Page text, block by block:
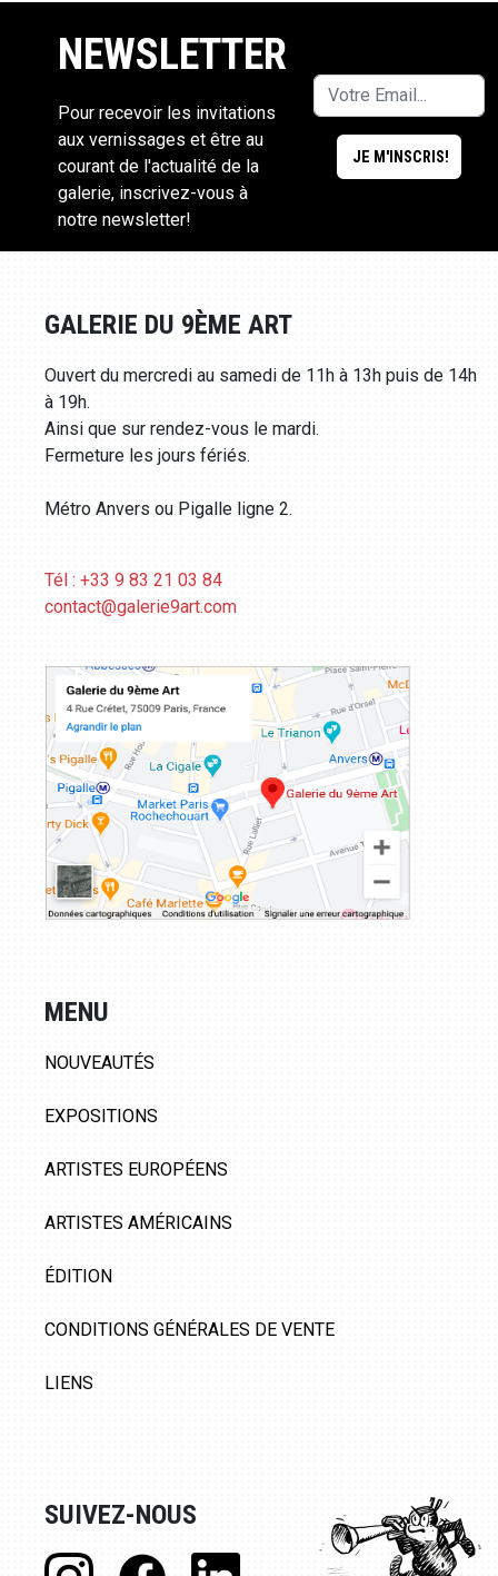
NEWSLETTER
Pour recevoir les invitations
aux vernissages et être au
courant de l'actualité de la
galerie, inscrivez-vous à
notre newsletter!
GALERIE DU 9ÈME ART
Ouvert du mercredi au samedi de 11h à 13h puis de 14h
à 19h.
Ainsi que sur rendez-vous le mardi.
Fermeture les jours fériés.
Métro Anvers ou Pigalle ligne 2.
Tél : +33 9 83 21 03 84
contact@galerie9art.com
MENU
NOUVEAUTÉS
EXPOSITIONS
ARTISTES EUROPÉENS
ARTISTES AMÉRICAINS
ÉDITION
CONDITIONS GÉNÉRALES DE VENTE
LIENS
SUIVEZ-NOUS